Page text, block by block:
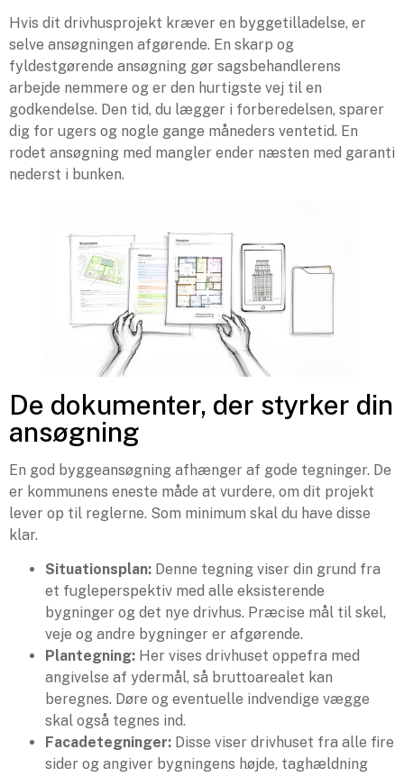
Hvis dit drivhusprojekt kræver en byggetilladelse, er
selve ansøgningen afgørende. En skarp og
fyldestgørende ansøgning gør sagsbehandlerens
arbejde nemmere og er den hurtigste vej til en
godkendelse. Den tid, du lægger i forberedelsen, sparer
dig for ugers og nogle gange måneders ventetid. En
rodet ansøgning med mangler ender næsten med garanti
nederst i bunken.
De dokumenter, der styrker din
ansøgning
En god byggeansøgning afhænger af gode tegninger. De
er kommunens eneste måde at vurdere, om dit projekt
lever op til reglerne. Som minimum skal du have disse
klar.
Situationsplan: Denne tegning viser din grund fra
et fugleperspektiv med alle eksisterende
bygninger og det nye drivhus. Præcise mål til skel,
veje og andre bygninger er afgørende.
Plantegning: Her vises drivhuset oppefra med
angivelse af ydermål, så bruttoarealet kan
beregnes. Døre og eventuelle indvendige vægge
skal også tegnes ind.
Facadetegninger: Disse viser drivhuset fra alle fire
sider og angiver bygningens højde, taghældning